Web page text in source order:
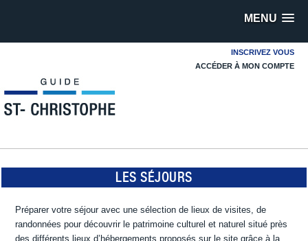
MENU
INSCRIVEZ VOUS
ACCÉDER À MON COMPTE
LES SÉJOURS
Préparer votre séjour avec une sélection de lieux de visites, de
randonnées pour découvrir le patrimoine culturel et naturel situé près
des différents lieux d’hébergements proposés sur le site grâce à la